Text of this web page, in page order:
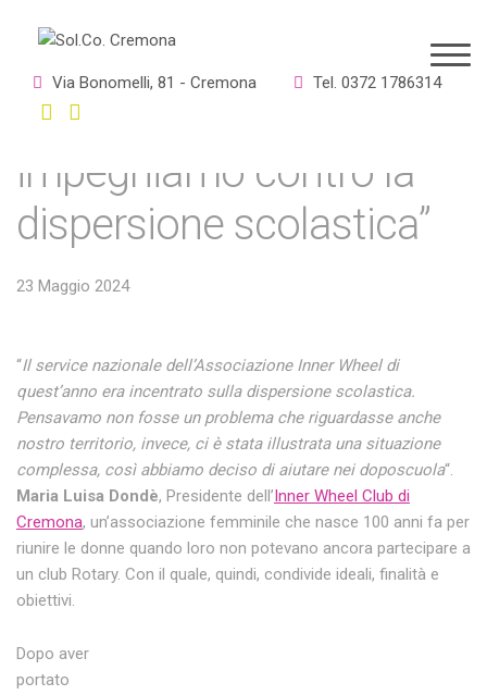
Via Bonomelli, 81 - Cremona Tel. 0372 1786314
Maria Luisa, Inner Wheel
Club di Cremona: “Ci
impegniamo contro la
dispersione scolastica”
23 Maggio 2024
“Il service nazionale dell’Associazione Inner Wheel di
quest’anno era incentrato sulla dispersione scolastica.
Pensavamo non fosse un problema che riguardasse anche
nostro territorio, invece, ci è stata illustrata una situazione
complessa, così abbiamo deciso di aiutare nei doposcuola“.
Maria Luisa Dondè, Presidente dell’Inner Wheel Club di
Cremona, un’associazione femminile che nasce 100 anni fa per
riunire le donne quando loro non potevano ancora partecipare a
un club Rotary. Con il quale, quindi, condivide ideali, finalità e
obiettivi.
Dopo aver
portato